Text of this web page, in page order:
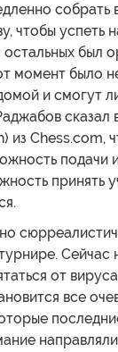
собрать
чтобы успеть
был
момент было
и смогут
сказал
из Chess.com,
подачи
принять
Сейчас
от
все